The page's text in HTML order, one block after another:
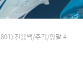
전용쌕/주걱/양말 #